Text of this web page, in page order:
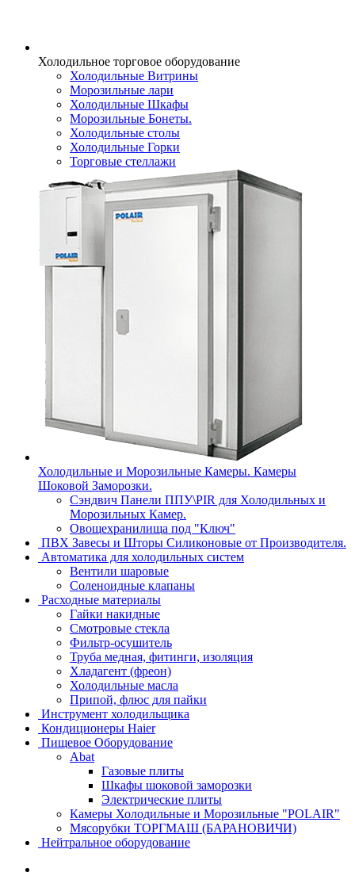
Холодильное торговое оборудование
Холодильные Витрины
Морозильные лари
Холодильные Шкафы
Морозильные Бонеты.
Холодильные столы
Холодильные Горки
Торговые стеллажи
Холодильные и Морозильные Камеры. Камеры
Шоковой Заморозки.
Сэндвич Панели ППУ\PIR для Холодильных и
Морозильных Камер.
Овощехранилища под "Ключ"
ПВХ Завесы и Шторы Силиконовые от Производителя.
Автоматика для холодильных систем
Вентили шаровые
Соленоидные клапаны
Расходные материалы
Гайки накидные
Смотровые стекла
Фильтр-осушитель
Труба медная, фитинги, изоляция
Хладагент (фреон)
Холодильные масла
Припой, флюс для пайки
Инструмент холодильщика
Кондиционеры Haier
Пищевое Оборудование
Abat
Газовые плиты
Шкафы шоковой заморозки
Электрические плиты
Камеры Холодильные и Морозильные "POLAIR"
Мясорубки ТОРГМАШ (БАРАНОВИЧИ)
Нейтральное оборудование